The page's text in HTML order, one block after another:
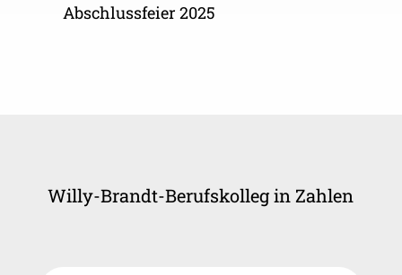
Abschlussfeier 2025
Willy-Brandt-Berufskolleg in Zahlen